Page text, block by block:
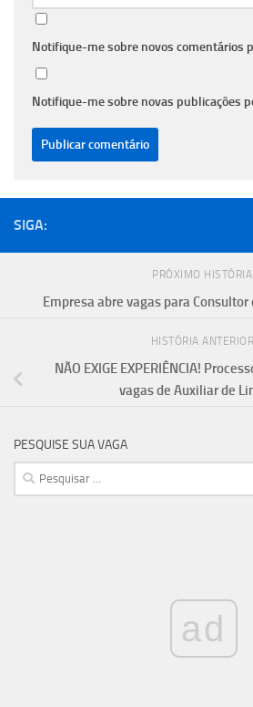
Notifique-me sobre novos comentários
Notifique-me sobre novas publicações
SIGA:
PRÓXIMO HISTÓRIA
Empresa abre vagas para Consultor
HISTÓRIA ANTERIOR
NÃO EXIGE EXPERIÊNCIA!
vagas de Auxiliar de
PESQUISE SUA VAGA
Pesquisar
por:
ad